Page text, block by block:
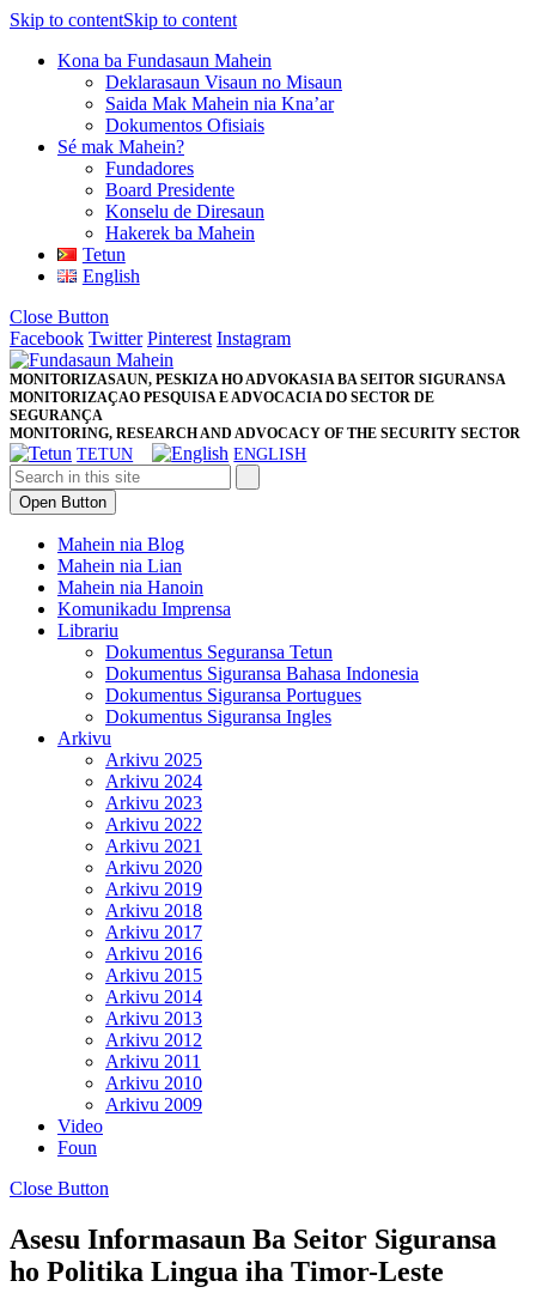
Skip to contentSkip to content
Kona ba Fundasaun Mahein
Deklarasaun Visaun no Misaun
Saida Mak Mahein nia Kna’ar
Dokumentos Ofisiais
Sé mak Mahein?
Fundadores
Board Presidente
Konselu de Diresaun
Hakerek ba Mahein
Tetun
English
Close Button
Facebook Twitter Pinterest Instagram
MONITORIZASAUN, PESKIZA HO ADVOKASIA BA SEITOR SIGURANSA
MONITORIZAÇAO PESQUISA E ADVOCACIA DO SECTOR DE
SEGURANÇA
MONITORING, RESEARCH AND ADVOCACY OF THE SECURITY SECTOR
TETUN ENGLISH
Open Button
Mahein nia Blog
Mahein nia Lian
Mahein nia Hanoin
Komunikadu Imprensa
Librariu
Dokumentus Seguransa Tetun
Dokumentus Siguransa Bahasa Indonesia
Dokumentus Siguransa Portugues
Dokumentus Siguransa Ingles
Arkivu
Arkivu 2025
Arkivu 2024
Arkivu 2023
Arkivu 2022
Arkivu 2021
Arkivu 2020
Arkivu 2019
Arkivu 2018
Arkivu 2017
Arkivu 2016
Arkivu 2015
Arkivu 2014
Arkivu 2013
Arkivu 2012
Arkivu 2011
Arkivu 2010
Arkivu 2009
Video
Foun
Close Button
Asesu Informasaun Ba Seitor Siguransa
ho Politika Lingua iha Timor-Leste